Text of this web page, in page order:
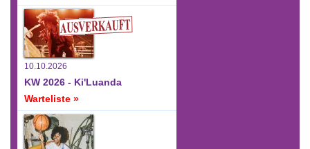
10.10.2026
KW 2026 - Ki'Luanda
Warteliste »